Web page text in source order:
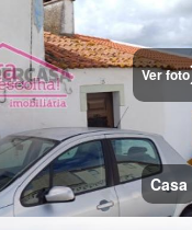
Ver foto
Casa